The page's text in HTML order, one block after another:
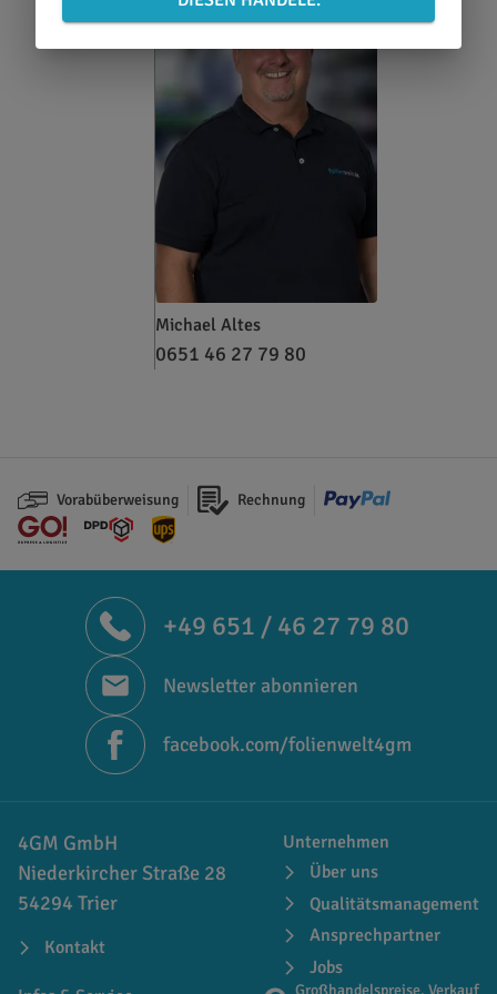
Michael Altes
0651 46 27 79 80
Vorabüberweisung Rechnung
+49 651 / 46 27 79 80
Newsletter abonnieren
facebook.com/folienwelt4gm
4GM GmbH
Niederkircher Straße 28
54294 Trier
Kontakt
Unternehmen
Über uns
Qualitätsmanagement
Ansprechpartner
Jobs
Großhandelspreise, Verkauf